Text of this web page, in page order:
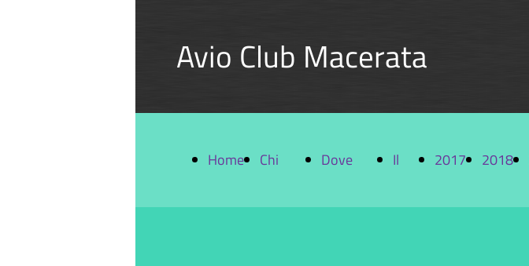
Avio Club Macerata
Home Chi Dove Il 2017 2018